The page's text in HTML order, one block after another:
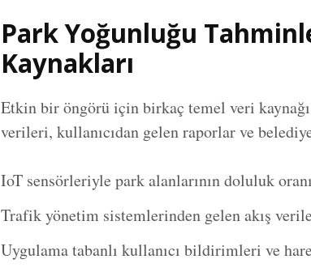
Park Yoğunluğu
Kaynakları
Etkin bir öngörü için birkaç temel veri
verileri, kullanıcıdan gelen raporlar ve
IoT sensörleriyle park alanlarının doluluk
Trafik yönetim sistemlerinden gelen akış
Uygulama tabanlı kullanıcı bildirimleri ve